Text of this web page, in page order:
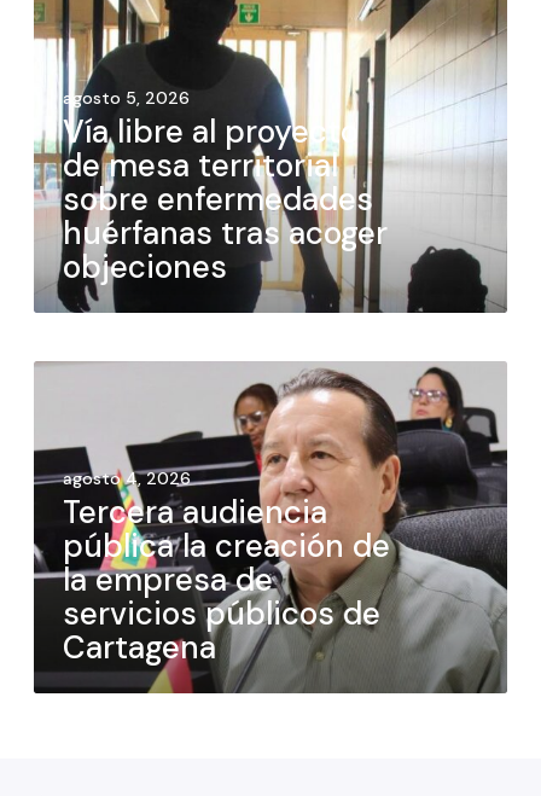
agosto 5, 2026
Vía libre al proyecto
de mesa territorial
sobre enfermedades
huérfanas tras acoger
objeciones
agosto 4, 2026
Tercera audiencia
pública la creación de
la empresa de
servicios públicos de
Cartagena